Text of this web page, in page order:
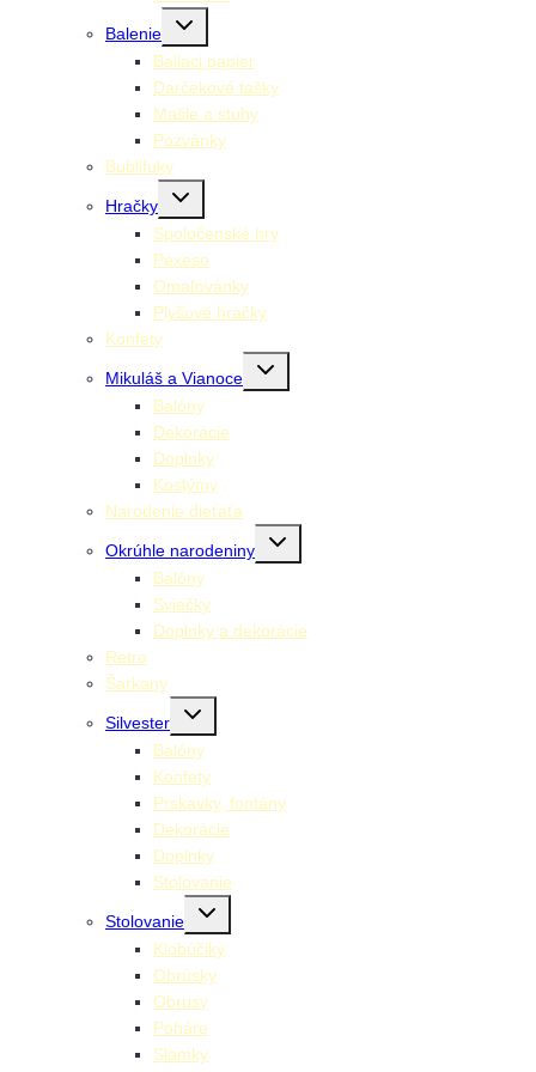
Balenie
Toggle
menu
Baliaci papier
Darčekové tašky
Mašle a stuhy
Pozvánky
Bublifuky
Hračky
Toggle
menu
Spoločenské hry
Pexeso
Omaľovánky
Plyšové hračky
Konfety
Mikuláš a Vianoce
Toggle
Balóny
Dekorácie
Doplnky
Kostýmy
Narodenie dieťaťa
Okrúhle narodeniny
Toggle
Balóny
Sviečky
Doplnky a dekorácie
Retro
Šarkany
Silvester
Toggle
menu
Balóny
Konfety
Prskavky, fontány
Dekorácie
Doplnky
Stolovanie
Stolovanie
Toggle
menu
Klobúčiky
Obrúsky
Obrusy
Poháre
Slamky